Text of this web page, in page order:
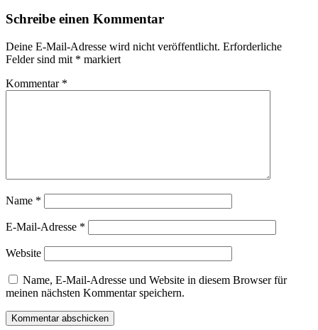
Schreibe einen Kommentar
Deine E-Mail-Adresse wird nicht veröffentlicht. Erforderliche
Felder sind mit * markiert
Kommentar *
Name *
E-Mail-Adresse *
Website
Name, E-Mail-Adresse und Website in diesem Browser für
meinen nächsten Kommentar speichern.